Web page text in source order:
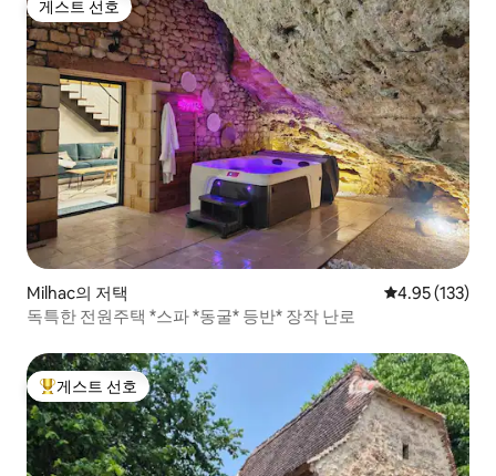
게스트 선호
게스트 선호
Milhac의 저택 평점 4.95점(5
4.95 (133)
독특한 전원주택 *스파 *동굴* 등반* 장작 난로
상위 게스트 선호
게스트 선호